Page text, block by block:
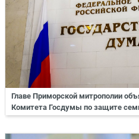
Главе Приморской митрополии
Комитета Госдумы по защите